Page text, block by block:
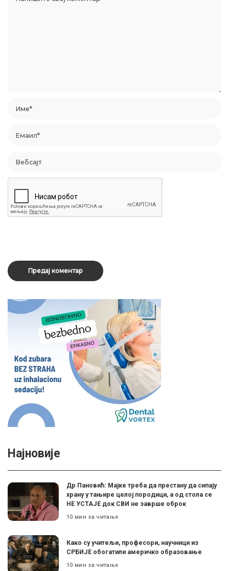
Најновије
Др Пановић: Мајке треба да престану да сипају
храну у тањире целој породици, а од стола се
НЕ УСТАЈЕ док СВИ не заврше оброк
10 мин за читање
Како су учитељи, професори, научници из
СРБИЈЕ обогатили америчко образовање
10 мин за читање